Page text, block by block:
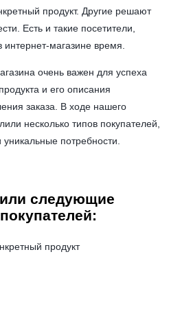
продукт. Другие решают
Есть и такие посетители,
магазине время.
очень важен для успеха
и его описания
заказа. В ходе нашего
несколько типов покупателей,
потребности.
следующие
продукт